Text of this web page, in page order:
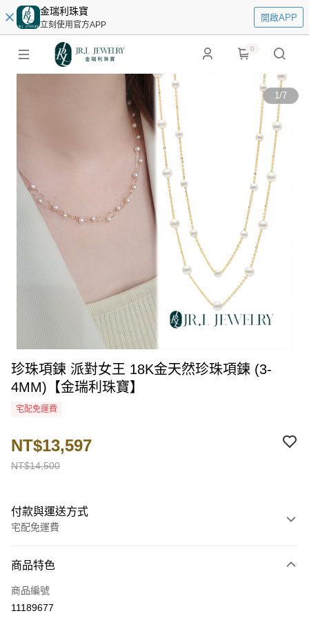
金瑞利珠寶
立刻使用官方APP
開啟APP
0
1/7
珍珠項鍊 派對女王 18K金天然珍珠項鍊 (3-
4MM)【金瑞利珠寶】
宅配免運費
NT$14,500
NT$13,597
付款與運送方式
宅配免運費
信用卡一次付款
LINE Pay
商品特色
商品編號
11189677